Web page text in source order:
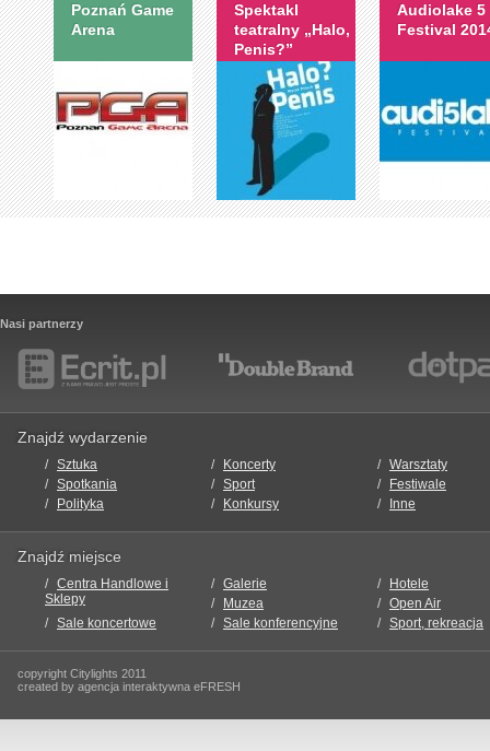
Poznań Game
Arena
Spektakl
teatralny „Halo,
Penis?”
Audiolake 5
Festival
Nasi partnerzy
Znajdź wydarzenie
Sztuka Koncerty
Warsztaty
Spotkania
Sport
Festiwale
Polityka
Konkursy Inne
Znajdź miejsce
Centra Handlowe i
Sklepy
Galerie
Hotele
Muzea
Open Air
Sale koncertowe
Sale konferencyjne Sport, rekreacja
copyright Citylights 2011
created by agencja interaktywna eFRESH